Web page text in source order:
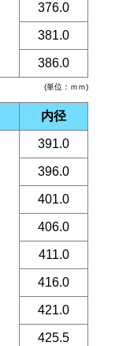
(単位：ｍｍ)
376.0
381.0
386.0
内径
391.0
396.0
401.0
406.0
411.0
416.0
421.0
425.5